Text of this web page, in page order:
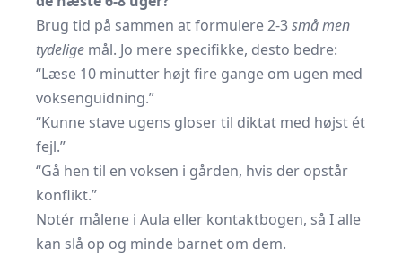
Brug tid på sammen at formulere 2-3små men
tydelige mål. Jo mere specifikke, desto bedre:
“Læse 10 minutter højt fire gange om ugen med
voksenguidning.”
“Kunne stave ugens gloser til diktat med højst ét
fejl.”
“Gå hen til en voksen i gården, hvis der opstår
konflikt.”
Notér målene i Aula eller kontaktbogen, så I alle
kan slå op og minde barnet om dem.